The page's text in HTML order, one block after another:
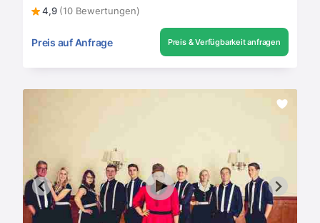
4,9 (10 Bewertungen)
Preis auf Anfrage Preis & Verfügbarkeit anfragen